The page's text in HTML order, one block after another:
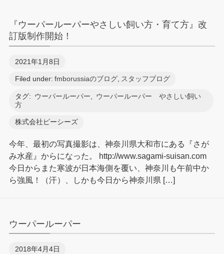
『ウーパールーパーやさしい飼い方・育て方』改
訂版制作開始！
2021年1月8日
Filed under: fmborussiaのブログ, スタッフブログ
タグ: ウーパールーパー
ウーパールーパー やさしい飼い
方
株式会社ピーシーズ
今年、最初の写真撮影は、神奈川県大和市にある『さが
み水産』からになった。 http://www.sagami-suisan.com
今日からまた寒波が日本海側を覆い、神奈川も午前中か
ら強風！（汗）、しかも今日から神奈川県 […]
ウーパールーパー
2018年4月4日